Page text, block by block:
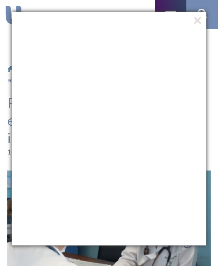
abre inscrições
Residência Multiprofissional
em Saúde do Idoso abre
inscrições
16.11.2022 | 14:58